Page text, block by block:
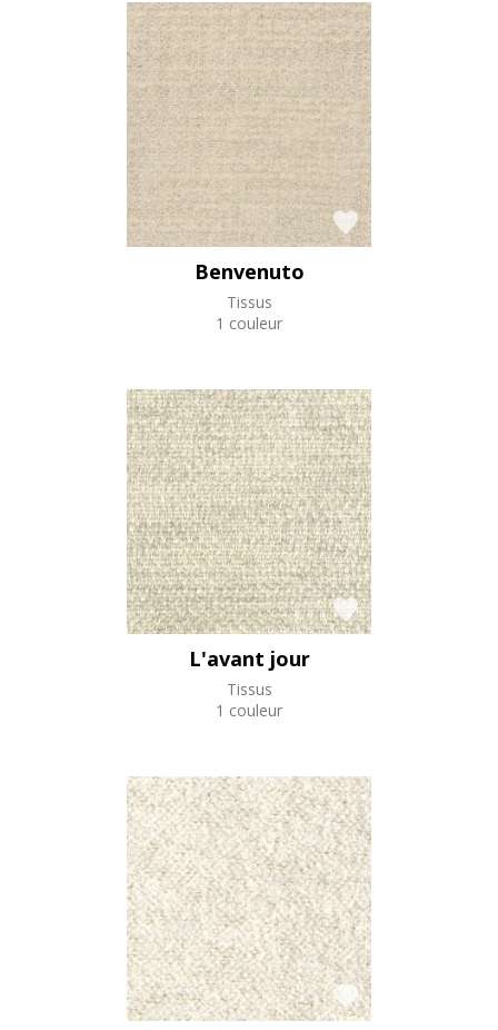
Benvenuto
Tissus
1 couleur
L'avant jour
Tissus
1 couleur